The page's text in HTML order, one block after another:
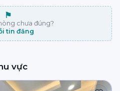
⚑
chưa đúng?
tin đăng
vực